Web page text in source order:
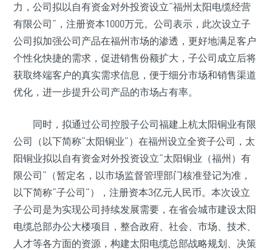
力，公司拟以自有资金对外投资设立“福州太阳电缆经营
有限公司”，注册资本1000万元。公司表示，此次设立子
公司拟加强公司产品在福州市场的渗透，更好地满足客户
个性化快捷的需求，促进销售份额扩大，子公司成立后将
获取终端客户的真实需求信息，便于细分市场和销售渠道
优化，进一步提升公司产品的市场占有率。
同时，拟通过公司控股子公司福建上杭太阳铜业有限
公司（以下简称“太阳铜业”）在福州设立全资子公司，太
阳铜业拟以自有资金对外投资设立“太阳铜业（福州）有
限公司”（暂定名，以市场监督管理部门核准登记为准，
以下简称“子公司”），注册资本3亿元人民币。本次设立
子公司是为实现公司持续发展需要，在省会城市建设太阳
电缆总部办公大楼项目，整合政府、社会、市场、技术、
人才等各方面的资源，构建太阳电缆总部战略规划、决策